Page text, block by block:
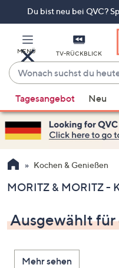
Du bist neu bei QVC?
MENÜ TV-RÜCKBLICK
Wonach
suchst
du
heute?
Vorschläge
verfügbar
sind,
verwenden
Sie
Pfeiltasten
oben
und
nach
unten
Tagesangebot Neu
Kochen & Genießen
MORITZ & MORITZ -
Ausgewählt
Mehr sehen